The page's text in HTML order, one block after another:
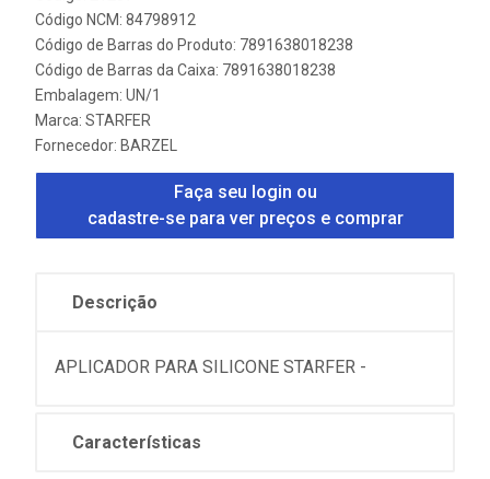
Código NCM: 84798912
Código de Barras do Produto: 7891638018238
Código de Barras da Caixa: 7891638018238
Embalagem: UN/1
Marca: STARFER
Fornecedor: BARZEL
Faça seu login ou
cadastre-se para ver preços e comprar
Descrição
APLICADOR PARA SILICONE STARFER -
Características